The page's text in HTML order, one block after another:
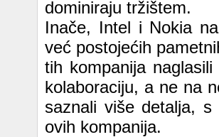
dominiraju tržištem.
Inače, Intel i Nokia
već postojećih
tih kompanija
kolaboraciju, a ne na
saznali više detalja, s
ovih kompanija.